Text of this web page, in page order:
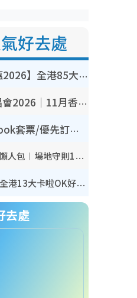
好去處
【8月生日優惠2026】全港85大食買玩著數攻略 自助餐/火鍋放題同行免費＋誠品/DONKI送現金券
BIGBANG演唱會2026｜11月香港啟德開3場！實名制VIP申請、優先購票攻略
人夫集團｜Klook套票/優先訂票/公開發售搶飛攻略！附票價.購票連結.場地座位表
啟德體育園入場懶人包︱場地守則12違禁品不可進場准帶細水樽但全場禁樽蓋！應援牌有限制！
唱K推介2026︱全港13大卡啦OK好去處！最平$36起 日文K都有！(附地址+收費詳情)
去處